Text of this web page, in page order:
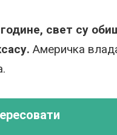
свет су
Америчка